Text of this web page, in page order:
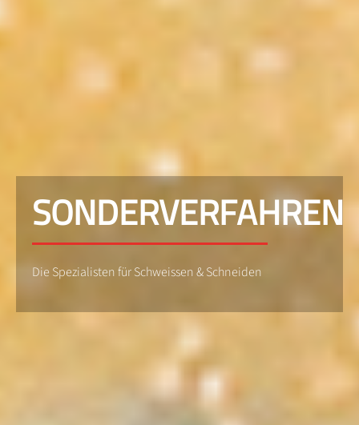
SONDERVERFAHREN
Die Spezialisten für Schweissen & Schneiden